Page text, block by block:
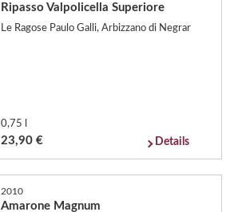
Ripasso Valpolicella Superiore
Le Ragose Paulo Galli, Arbizzano di Negrar
0,75 l
23,90 € Details
2010
Amarone Magnum